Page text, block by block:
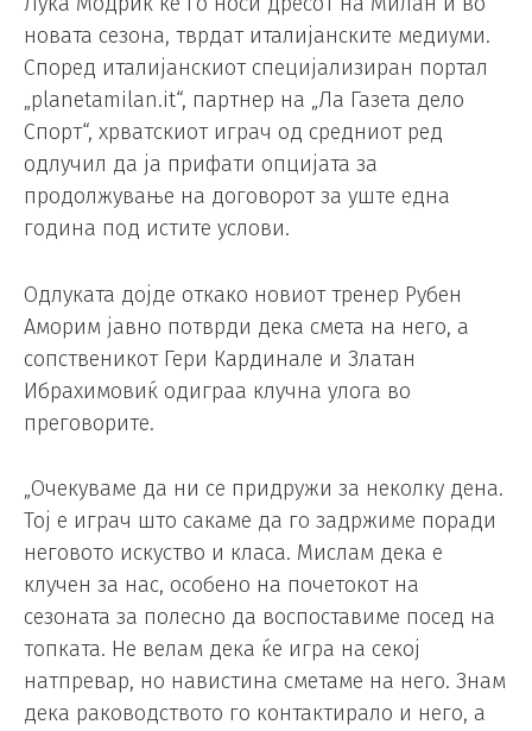
новата сезона, тврдат италијанските медиуми.
Според италијанскиот специјализиран портал
„planetamilan.it“, партнер на „Ла Газета дело
Спорт“, хрватскиот играч од средниот ред
одлучил да ја прифати опцијата за
продолжување на договорот за уште една
година под истите услови.
Одлуката дојде откако новиот тренер Рубен
Аморим јавно потврди дека смета на него, а
сопственикот Гери Кардинале и Златан
Ибрахимовиќ одиграа клучна улога во
преговорите.
„Очекуваме да ни се придружи за неколку дена.
Тој е играч што сакаме да го задржиме поради
неговото искуство и класа. Мислам дека е
клучен за нас, особено на почетокот на
сезоната за полесно да воспоставиме посед на
топката. Не велам дека ќе игра на секој
натпревар, но навистина сметаме на него. Знам
дека раководството го контактирало и него, а